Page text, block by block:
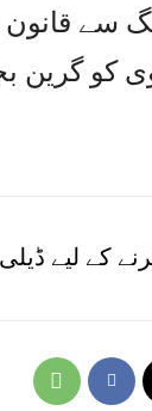
سے
کو گرین
کے لیے